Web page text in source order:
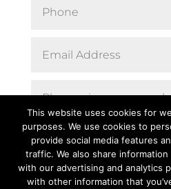
This website uses cookies for
purposes. We use cookies to
provide social media features
traffic. We also share
with our advertising and analytics
with other information that